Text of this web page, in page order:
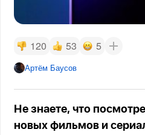
120 53 5
Артём Баусов
Не знаете, что
новых фильмов и